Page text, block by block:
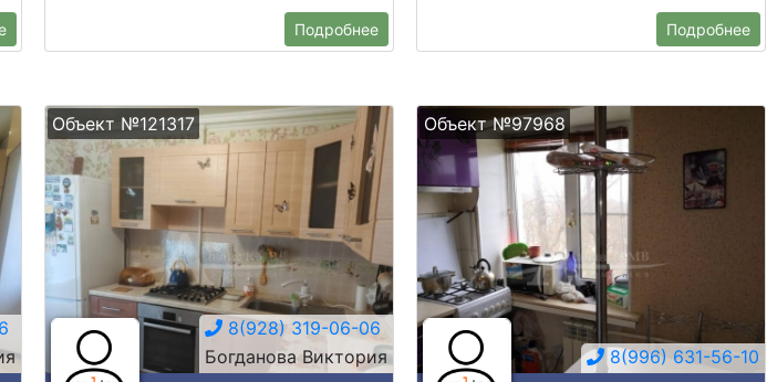
Подробнее Подробнее
Объект №121317
8(928) 319-06-06
Богданова Виктория
Объект №97968
8(996) 631-56-10